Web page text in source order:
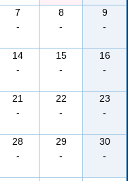
7
-
8
-
9
-
14
-
15
-
16
-
21
-
22
-
23
-
28
-
29
-
30
-